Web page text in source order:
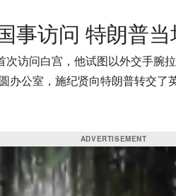
事访问 特朗普
访问白宫，他试图以外交手腕
办公室，施纪贤向特朗普转交